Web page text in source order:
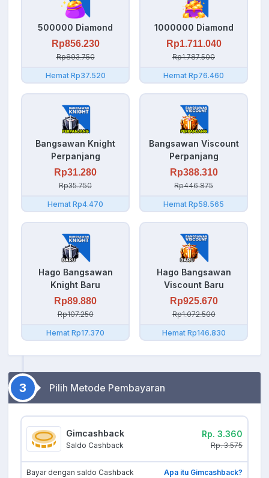
500000 Diamond
Rp856.230
Rp893.750
Hemat Rp37.520
1000000 Diamond
Rp1.711.040
Rp1.787.500
Hemat Rp76.460
Bangsawan Knight
Perpanjang
Rp31.280
Rp35.750
Hemat Rp4.470
Bangsawan Viscount
Perpanjang
Rp388.310
Rp446.875
Hemat Rp58.565
Hago Bangsawan
Knight Baru
Rp89.880
Rp107.250
Hemat Rp17.370
Hago Bangsawan
Viscount Baru
Rp925.670
Rp1.072.500
Hemat Rp146.830
3 Pilih Metode Pembayaran
Gimcashback
Saldo Cashback
Rp. 3.360
Rp. 3.575
Bayar dengan saldo Cashback Apa itu Gimcashback?